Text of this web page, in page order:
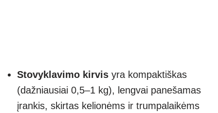
Stovyklavimo kirvis yra kompaktiškas
(dažniausiai 0,5–1 kg), lengvai panešamas
įrankis, skirtas kelionėms ir trumpalaikėms